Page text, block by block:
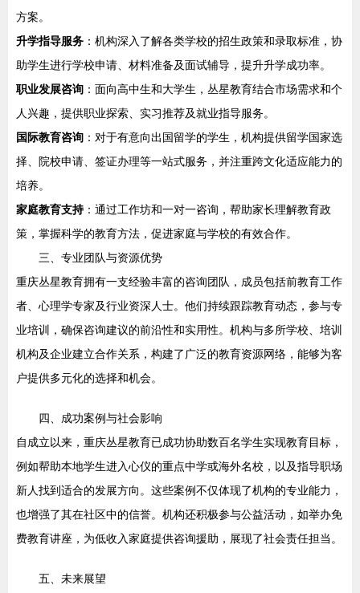
方案。
升学指导服务 ：机构深入了解各类学校的招生政策和录取标准，协
助学生进行学校申请、材料准备及面试辅导，提升升学成功率。
职业发展咨询 ：面向高中生和大学生，丛星教育结合市场需求和个
人兴趣，提供职业探索、实习推荐及就业指导服务。
国际教育咨询 ：对于有意向出国留学的学生，机构提供留学国家选
择、院校申请、签证办理等一站式服务，并注重跨文化适应能力的
培养。
家庭教育支持：通过工作坊和一对一咨询，帮助家长理解教育政
策，掌握科学的教育方法，促进家庭与学校的有效合作。
三、专业团队与资源优势
重庆丛星教育拥有一支经验丰富的咨询团队，成员包括前教育工作
者、心理学专家及行业资深人士。他们持续跟踪教育动态，参与专
业培训，确保咨询建议的前沿性和实用性。机构与多所学校、培训
机构及企业建立合作关系，构建了广泛的教育资源网络，能够为客
户提供多元化的选择和机会。
四、成功案例与社会影响
自成立以来，重庆丛星教育已成功协助数百名学生实现教育目标，
例如帮助本地学生进入心仪的重点中学或海外名校，以及指导职场
新人找到适合的发展方向。这些案例不仅体现了机构的专业能力，
也增强了其在社区中的信誉。机构还积极参与公益活动，如举办免
费教育讲座，为低收入家庭提供咨询援助，展现了社会责任担当。
五、未来展望